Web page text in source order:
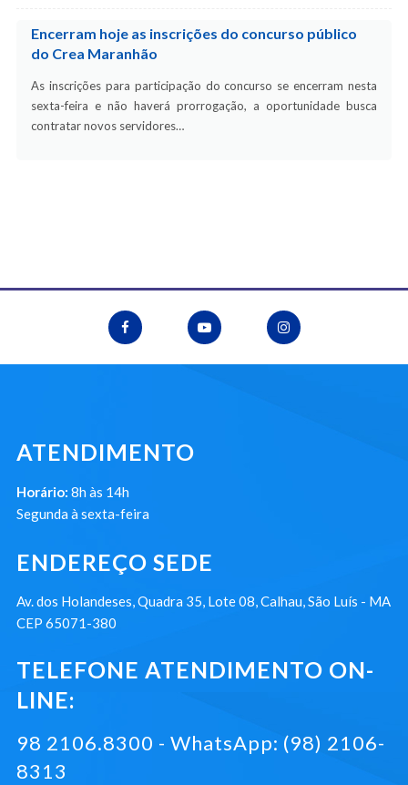
Encerram hoje as inscrições do concurso público
do Crea Maranhão
As inscrições para participação do concurso se encerram nesta
sexta-feira e não haverá prorrogação, a oportunidade busca
contratar novos servidores…
ATENDIMENTO
Horário: 8h às 14h
Segunda à sexta-feira
ENDEREÇO SEDE
Av. dos Holandeses, Quadra 35, Lote 08, Calhau, São Luís - MA
CEP 65071-380
TELEFONE ATENDIMENTO ON-
LINE:
98 2106.8300 - WhatsApp: (98) 2106-
8313